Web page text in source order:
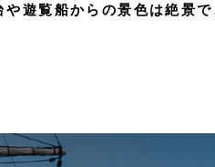
遊覧船からの景色は絶景